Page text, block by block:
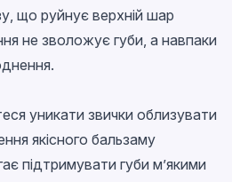
що руйнує верхній шар
не зволожує губи, а навпаки
уникати звички облизувати
якісного бальзаму
підтримувати губи м’якими